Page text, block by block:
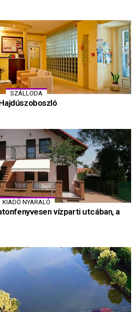
SZÁLLODA
KIADÓ NYARALÓ
vízparti utcában, a